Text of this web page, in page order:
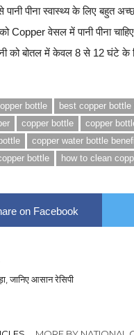
पानी पीना स्वास्थ्य के लिए बहुत
को Copper वेसल में पानी पीना
को बोतल में केवल 8 से 12 घंटे के
bottle best copper bottle
copper bottle copper
copper water bottle
bottle
how to clean
on Facebook
जानिए आसान रेसिपी